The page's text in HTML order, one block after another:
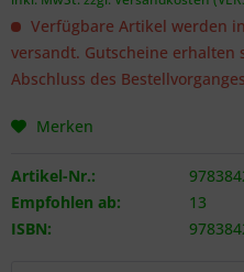
Verfügbare Artikel werden
versandt. Gutscheine erhalten
Abschluss des
Merken
Artikel-Nr.:
Empfohlen ab:
13
ISBN: